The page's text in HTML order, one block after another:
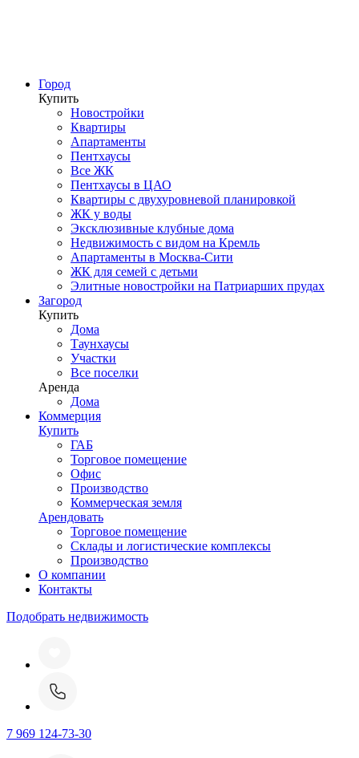
Город
Купить
Новостройки
Квартиры
Апартаменты
Пентхаусы
Все ЖК
Пентхаусы в ЦАО
Квартиры с двухуровневой планировкой
ЖК у воды
Эксклюзивные клубные дома
Недвижимость с видом на Кремль
Апартаменты в Москва-Сити
ЖК для семей с детьми
Элитные новостройки на Патриарших прудах
Загород
Купить
Дома
Таунхаусы
Участки
Все поселки
Аренда
Дома
Коммерция
Купить
ГАБ
Торговое помещение
Офис
Производство
Коммерческая земля
Арендовать
Торговое помещение
Склады и логистические комплексы
Производство
О компании
Контакты
Подобрать недвижимость
7 969 124-73-30